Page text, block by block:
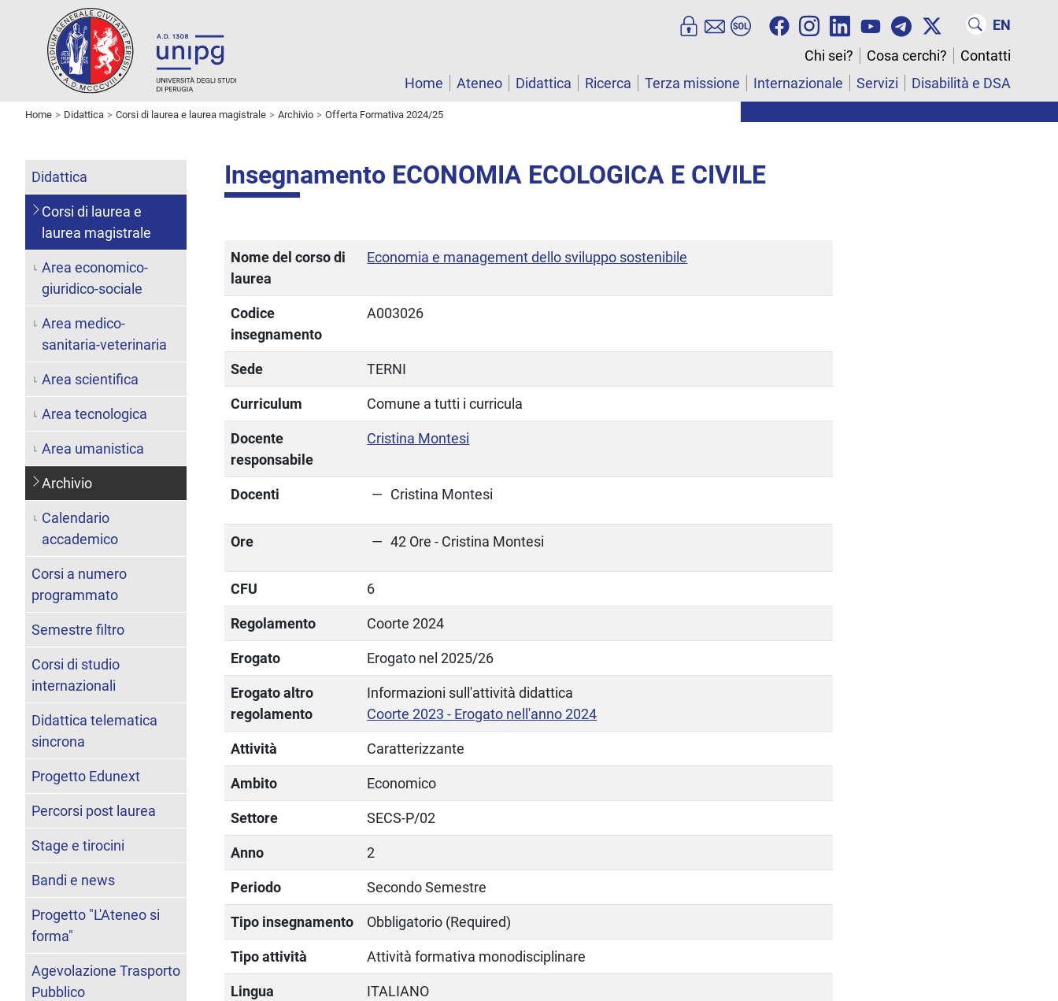
EN
Chi sei?
Cosa cerchi?
Contatti
Home
Ateneo Didattica Ricerca Terza missione Internazionale Servizi Disabilità e DSA
Home Didattica Corsi di laurea e laurea magistrale Archivio Offerta Formativa 2024/25
Insegnamento ECONOMIA ECOLOGICA E CIVILE
Nome del corso di
laurea
Economia e management dello sviluppo sostenibile
Codice
insegnamento
A003026
Sede TERNI
Curriculum Comune a tutti i curricula
Docente
responsabile
Cristina Montesi
Docenti Cristina Montesi
Ore 42 Ore - Cristina Montesi
CFU 6
Regolamento Coorte 2024
Erogato Erogato nel 2025/26
Erogato altro
regolamento
Informazioni sull'attività didattica
Coorte 2023 - Erogato nell'anno 2024
Attività Caratterizzante
Ambito Economico
Settore SECS-P/02
Anno 2
Periodo Secondo Semestre
Tipo insegnamento Obbligatorio (Required)
Tipo attività Attività formativa monodisciplinare
Lingua
ITALIANO
Didattica
Corsi di laurea e
laurea magistrale
Area economico-
giuridico-sociale
Area medico-
sanitaria-veterinaria
Area scientifica
Area tecnologica
Area umanistica
Archivio
Calendario
accademico
Corsi a numero
programmato
Semestre filtro
Corsi di studio
internazionali
Didattica telematica
sincrona
Progetto Edunext
Percorsi post laurea
Stage e tirocini
Bandi e news
Progetto "L'Ateneo si
forma"
Agevolazione Trasporto
Pubblico